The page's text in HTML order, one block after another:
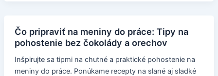
Čo pripraviť na meniny do práce: Tipy na
pohostenie bez čokolády a orechov
Inšpirujte sa tipmi na chutné a praktické pohostenie na
meniny do práce. Ponúkame recepty na slané aj sladké